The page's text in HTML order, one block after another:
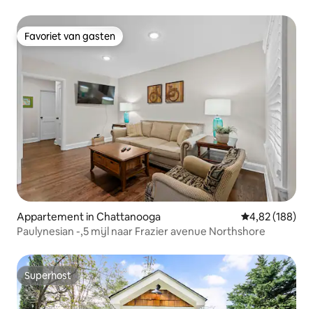
Favoriet van gasten
Favoriet van gasten
Appartement in Chattanooga Gemiddelde
4,82 (188)
Paulynesian -,5 mijl naar Frazier avenue Northshore
Superhost
Superhost